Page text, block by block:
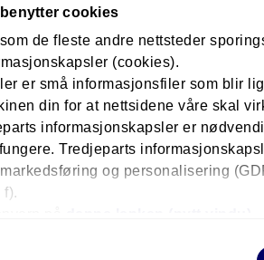
cookies
de fleste andre nettsteder
(cookies).
er små informasjonsfiler som blir
din for at nettsidene våre skal
informasjonskapsler er
Tredjeparts
og personalisering
f).
emne snur opp ned på
Heidi håpar fleire får auga opp for
Dei er begge studentar på
«Introduksjon til kvanteverda for